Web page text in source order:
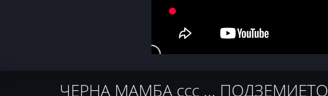
ЧЕРНА МАМБА ссс ... ПОДЗЕМИЕТО